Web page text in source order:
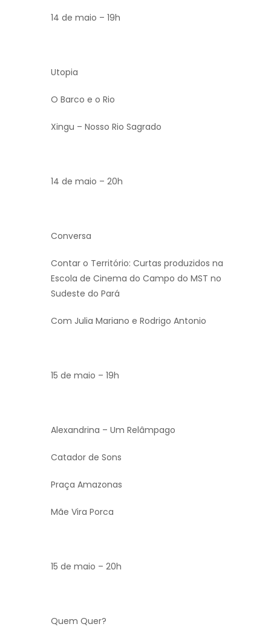
14 de maio – 19h
Utopia
O Barco e o Rio
Xingu – Nosso Rio Sagrado
14 de maio – 20h
Conversa
Contar o Território: Curtas produzidos na
Escola de Cinema do Campo do MST no
Sudeste do Pará
Com Julia Mariano e Rodrigo Antonio
15 de maio – 19h
Alexandrina – Um Relâmpago
Catador de Sons
Praça Amazonas
Mãe Vira Porca
15 de maio – 20h
Quem Quer?